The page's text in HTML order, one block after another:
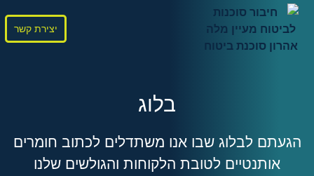
יצירת קשר
בלוג
הגעתם לבלוג שבו אנו משתדלים לכתוב חומרים
אותנטיים לטובת הלקוחות והגולשים שלנו